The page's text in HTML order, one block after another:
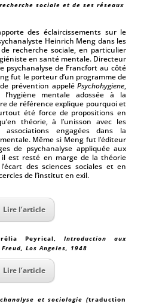
sociale et de ses réseaux
des éclaircissements sur le
Heinrich Meng dans les
recherche sociale, en particulier
en santé mentale. Directeur
psychanalyse de Francfort au côté
fut le porteur d’un programme de
prévention appeléPsychohygiene,
mentale adossée à la
de référence explique pourquoi et
été force de propositions en
théorie, à l’unisson avec les
engagées dans la
Même si Meng fut l’éditeur
de psychanalyse appliquée aux
il est resté en marge de la théorie
des sciences sociales et en
de l’institut en exil.
Lire l’article
Peyrical,Introduction aux
Los Angeles, 1948
Lire l’article
et sociologie (traduction